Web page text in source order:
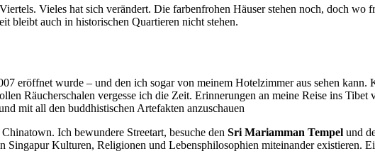
Vieles hat sich verändert. Die farbenfrohen Häuser stehen noch, doch wo
bleibt auch in historischen Quartieren nicht stehen.
eröffnet wurde – und den ich sogar von meinem Hotelzimmer aus sehen
Räucherschalen vergesse ich die Zeit. Erinnerungen an meine Reise ins
mit all den buddhistischen Artefakten anzuschauen
Ich bewundere Streetart, besuche den Sri Mariamman Tempel und
Kulturen, Religionen und Lebensphilosophien miteinander existieren.